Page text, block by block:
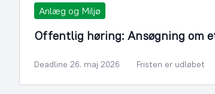
Anlæg og Miljø
Offentlig høring: Ansøgning om
Deadline 26. maj 2026 Fristen er udløbet